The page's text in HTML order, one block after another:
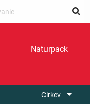
Naturpack
Cirkev